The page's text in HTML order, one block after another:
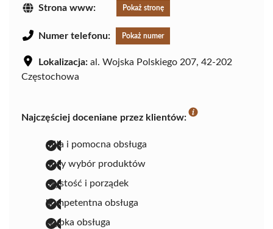
Strona www: Pokaż stronę
Numer telefonu: Pokaż numer
Lokalizacja: al. Wojska Polskiego 207, 42-202
Częstochowa
Najczęściej doceniane przez klientów:
miła i pomocna obsługa
duży wybór produktów
czystość i porządek
kompetentna obsługa
szybka obsługa